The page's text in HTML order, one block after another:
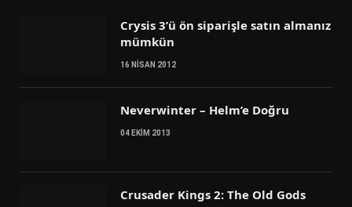
Crysis 3’ü ön siparişle satın almanız
mümkün
16 NISAN 2012
Neverwinter – Helm’e Doğru
04 EKIM 2013
Crusader Kings 2: The Old Gods